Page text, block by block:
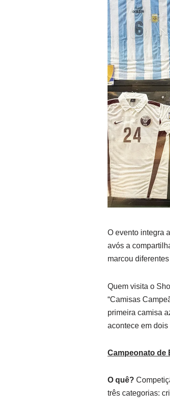
O evento integra
avós a
marcou
Quem visita o
“Camisas
primeira camisa
acontece em
Campeonato de
O quê?
três categorias: